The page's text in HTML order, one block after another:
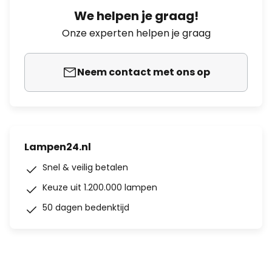
We helpen je graag!
Onze experten helpen je graag
Neem contact met ons op
Lampen24.nl
Snel & veilig betalen
Keuze uit 1.200.000 lampen
50 dagen bedenktijd